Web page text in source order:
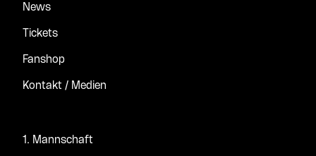
News
Tickets
Fanshop
Kontakt / Medien
1. Mannschaft